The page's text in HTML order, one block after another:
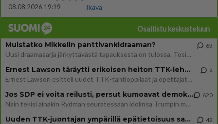
08.08.2026 19:19
Ikävä
Osallistu keskusteluun
Muistatko Mikkelin panttivankidraaman?
Uusi draamasarja järkyttävästä tapauksesta on tulossa. Tositapahtumiin perustuva sarja ammentaa vuoden 1986 Mikkelin pan
63
Ernest Lawson täräytti erikoisen heiton TTK-lehdistötilaisuudessa: " Onko tässä tarkoituksena...?"
Ernest Lawson esitteli uudet TTK-tähtioppilaat ja opettajat torstaina 6.8. lehdistölle. Tulevalla kaudella on yksi hausk
4
Jos SDP ei voita reilusti, persut kumoavat demokratian Suomesta
Näin tekisi ainakin Rydman seuratessaan idolinsa Trumpin mallia https://www.is.fi/politiikka/art-2000012187244.html
620
Uuden TTK-juontajan ympärillä epätietoisuus sakenee - Nyt MTV hämmentää soppaa 42